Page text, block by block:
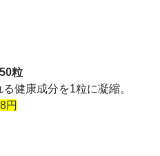
粒
健康成分を1粒に凝縮。
円